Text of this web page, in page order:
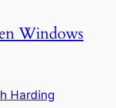
Windows
Harding